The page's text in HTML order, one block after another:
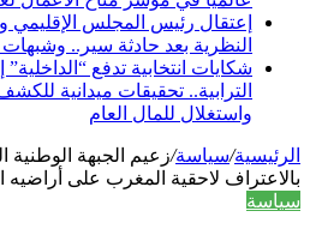
إعتقال رئيس المجلس الإقليمي
النظرية بعد حادثة سير.. وشبهات
شكايات انتخابية تدفع
الترابية.. تحقيقات ميدانية
واستغلال للمال العام
الرئيسية/سياسة/زعيم الجبهة الوطنية
بالاعتراف لاحقية المغرب على أراضيه
سياسة